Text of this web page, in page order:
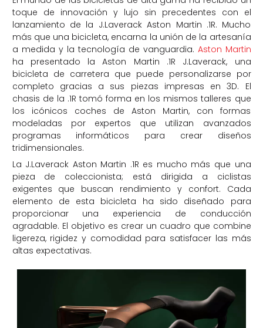
toque de innovación y lujo sin precedentes con el
lanzamiento de la J.Laverack Aston Martin .1R. Mucho
más que una bicicleta, encarna la unión de la artesanía
a medida y la tecnología de vanguardia. Aston Martin
ha presentado la Aston Martin .1R J.Laverack, una
bicicleta de carretera que puede personalizarse por
completo gracias a sus piezas impresas en 3D. El
chasis de la .1R tomó forma en los mismos talleres que
los icónicos coches de Aston Martin, con formas
modeladas por expertos que utilizan avanzados
programas informáticos para crear diseños
tridimensionales.
La J.Laverack Aston Martin .1R es mucho más que una
pieza de coleccionista; está dirigida a ciclistas
exigentes que buscan rendimiento y confort. Cada
elemento de esta bicicleta ha sido diseñado para
proporcionar una experiencia de conducción
agradable. El objetivo es crear un cuadro que combine
ligereza, rigidez y comodidad para satisfacer las más
altas expectativas.